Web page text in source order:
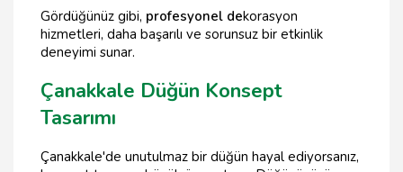
Gördüğünüz gibi, profesyonel dekorasyon
hizmetleri, daha başarılı ve sorunsuz bir etkinlik
deneyimi sunar.
Çanakkale Düğün Konsept
Tasarımı
Çanakkale'de unutulmaz bir düğün hayal ediyorsanız,